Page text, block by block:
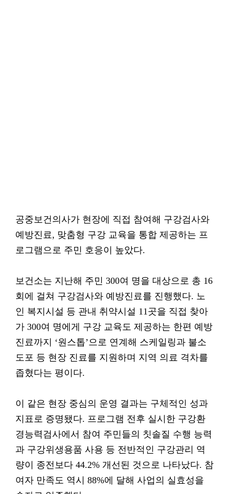
공중보건의사가 현장에 직접 참여해 구강검사와
예방진료, 맞춤형 구강 교육을 통합 제공하는 프
로그램으로 주민 호응이 높았다.
보건소는 지난해 주민 300여 명을 대상으로 총 16
회에 걸쳐 구강검사와 예방진료를 진행했다. 노
인 복지시설 등 관내 취약시설 11곳을 직접 찾아
가 300여 명에게 구강 교육도 제공하는 한편 예방
진료까지 ‘원스톱’으로 연계해 스케일링과 불소
도포 등 현장 진료를 지원하며 지역 의료 격차를
좁혔다는 평이다.
이 같은 현장 중심의 운영 결과는 구체적인 성과
지표로 증명됐다. 프로그램 전후 실시한 구강환
경능력검사에서 참여 주민들의 칫솔질 수행 능력
과 구강위생용품 사용 등 전반적인 구강관리 역
량이 종전보다 44.2% 개선된 것으로 나타났다. 참
여자 만족도 역시 88%에 달해 사업의 실효성을